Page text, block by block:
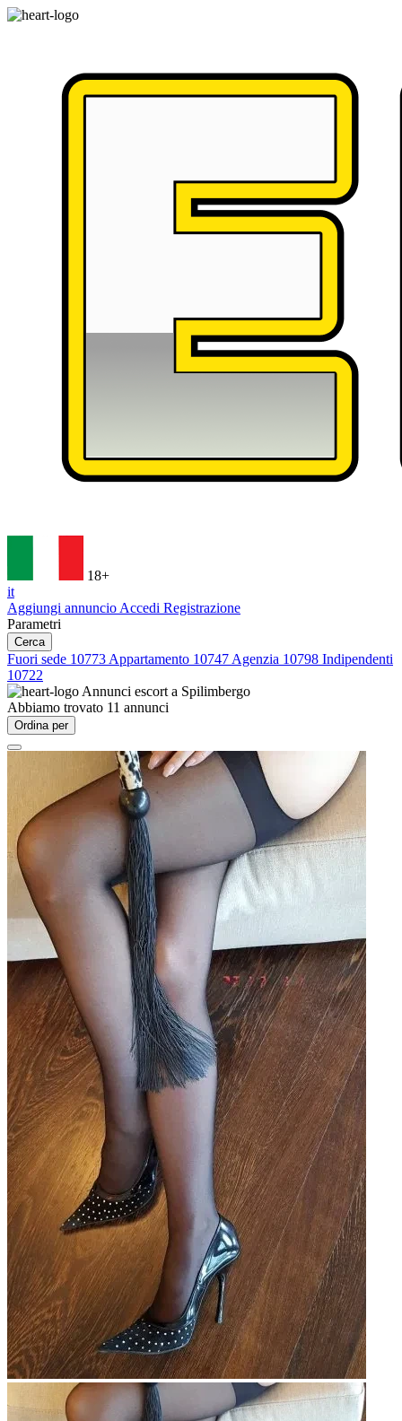
18+
it
Aggiungi annuncio Accedi Registrazione
Parametri
Cerca
Fuori sede 10773 Appartamento 10747 Agenzia 10798 Indipendenti
10722
Annunci escort a Spilimbergo
Abbiamo trovato 11 annunci
Ordina per